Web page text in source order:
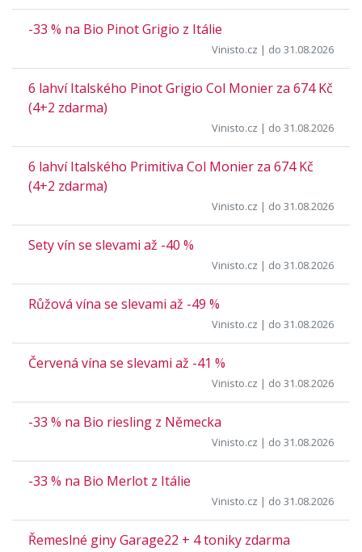
-33 % na Bio Pinot Grigio z Itálie
Vinisto.cz | do 31.08.2026
6 lahví Italského Pinot Grigio Col Monier za 674 Kč
(4+2 zdarma)
Vinisto.cz | do 31.08.2026
6 lahví Italského Primitiva Col Monier za 674 Kč
(4+2 zdarma)
Vinisto.cz | do 31.08.2026
Sety vín se slevami až -40 %
Vinisto.cz | do 31.08.2026
Růžová vína se slevami až -49 %
Vinisto.cz | do 31.08.2026
Červená vína se slevami až -41 %
Vinisto.cz | do 31.08.2026
-33 % na Bio riesling z Německa
Vinisto.cz | do 31.08.2026
-33 % na Bio Merlot z Itálie
Vinisto.cz | do 31.08.2026
Řemeslné giny Garage22 + 4 toniky zdarma